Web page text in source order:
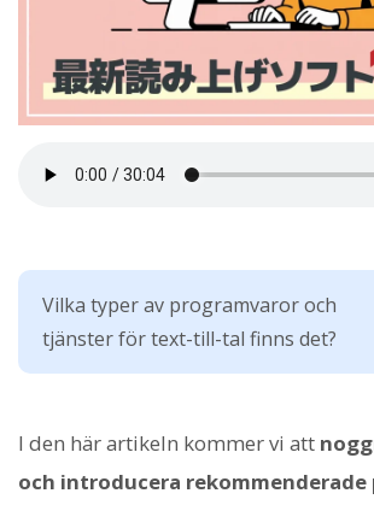
Vilka typer av programvaror och
tjänster för text-till-tal finns det?
I den här artikeln kommer vi att
och introducera